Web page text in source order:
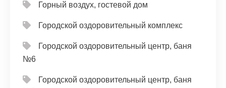
Горный воздух, гостевой дом
Городской оздоровительный комплекс
Городской оздоровительный центр, баня
№6
Городской оздоровительный центр, баня